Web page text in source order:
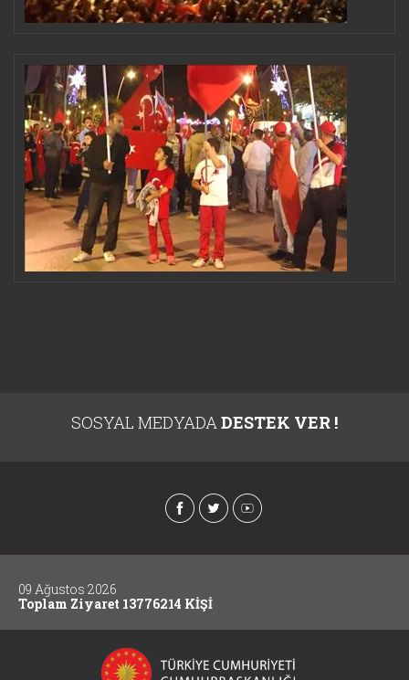
SOSYAL MEDYADADESTEK VER !
09 Ağustos 2026
Toplam Ziyaret 13776214 KİŞİ